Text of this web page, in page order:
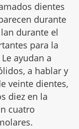
dientes
durante
durante el
para la
ayudan a
a hablar y
veinte dientes,
diez en la
cuatro